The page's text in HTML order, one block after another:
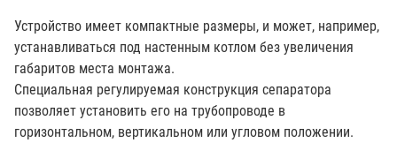
Устройство имеет компактные размеры, и может, например,
устанавливаться под настенным котлом без увеличения
габаритов места монтажа.
Специальная регулируемая конструкция сепаратора
позволяет установить его на трубопроводе в
горизонтальном, вертикальном или угловом положении.